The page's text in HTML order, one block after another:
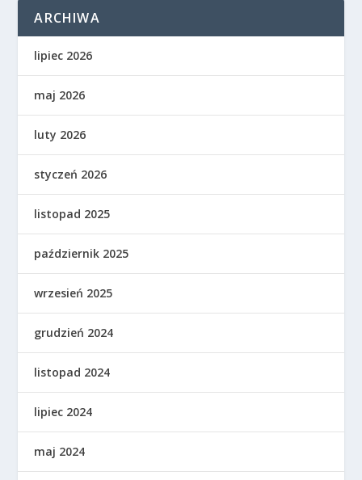
ARCHIWA
lipiec 2026
maj 2026
luty 2026
styczeń 2026
listopad 2025
październik 2025
wrzesień 2025
grudzień 2024
listopad 2024
lipiec 2024
maj 2024